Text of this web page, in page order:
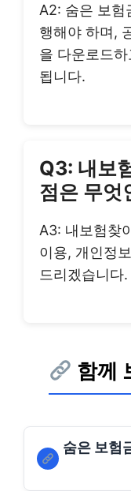
A2: 숨은 보험
행해야 하며,
을 다운로드
됩니다.
Q3: 내보
점은 무엇
A3: 내보험찾
이용, 개인정
드리겠습니다.
함께
숨은 보험